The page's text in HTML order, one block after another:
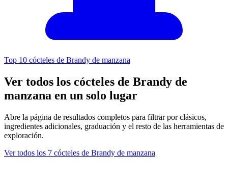
Top 10 cócteles de Brandy de manzana
Ver todos los cócteles de Brandy de
manzana en un solo lugar
Abre la página de resultados completos para filtrar por clásicos,
ingredientes adicionales, graduación y el resto de las herramientas de
exploración.
Ver todos los 7 cócteles de Brandy de manzana